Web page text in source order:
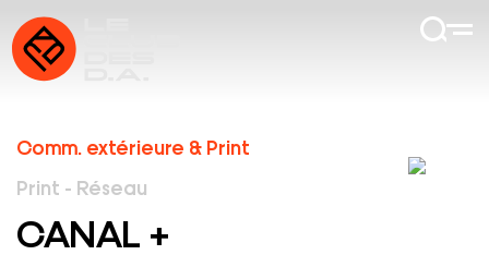
Comm. extérieure & Print
Print - Réseau
CANAL +